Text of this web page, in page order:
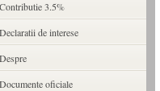
Contributie 3.5%
Declaratii de interese
Despre
Documente oficiale